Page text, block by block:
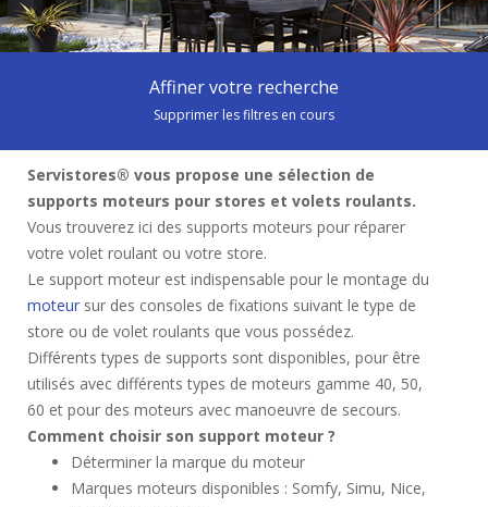
Affiner votre recherche
Supprimer les filtres en cours
Servistores® vous propose une sélection de
supports moteurs pour stores et volets roulants.
Vous trouverez ici des supports moteurs pour réparer
votre volet roulant ou votre store.
Le support moteur est indispensable pour le montage du
moteur sur des consoles de fixations suivant le type de
store ou de volet roulants que vous possédez.
Différents types de supports sont disponibles, pour être
utilisés avec différents types de moteurs gamme 40, 50,
60 et pour des moteurs avec manoeuvre de secours.
Comment choisir son support moteur ?
Déterminer la marque du moteur
Marques moteurs disponibles : Somfy, Simu, Nice,